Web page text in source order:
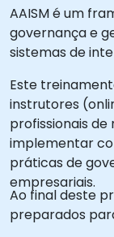
AAISM é um
governança e
sistemas de
Este
instrutores
profissionais
implementar
práticas de
empresariais.
Ao final deste
preparados